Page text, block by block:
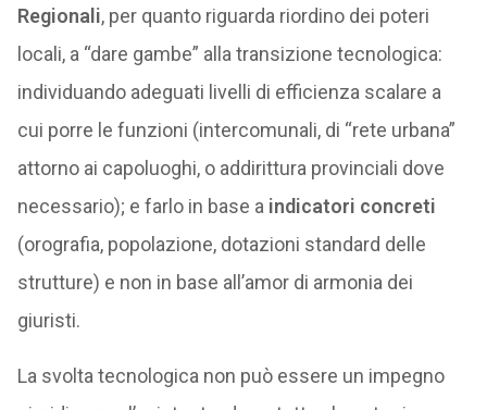
Regionali, per quanto riguarda riordino dei poteri
locali, a “dare gambe” alla transizione tecnologica:
individuando adeguati livelli di efficienza scalare a
cui porre le funzioni (intercomunali, di “rete urbana”
attorno ai capoluoghi, o addirittura provinciali dove
necessario); e farlo in base a indicatori concreti
(orografia, popolazione, dotazioni standard delle
strutture) e non in base all’amor di armonia dei
giuristi.
La svolta tecnologica non può essere un impegno